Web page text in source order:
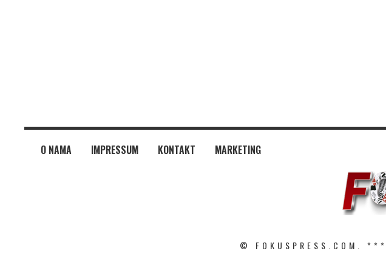
O NAMA IMPRESSUM KONTAKT MARKETING
© FOKUSPRESS.COM. ***